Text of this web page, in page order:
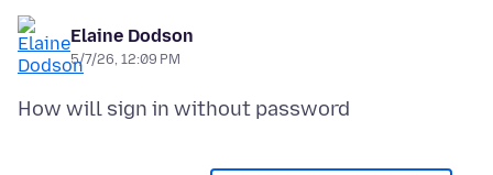
Elaine Dodson
5/7/26, 12:09 PM